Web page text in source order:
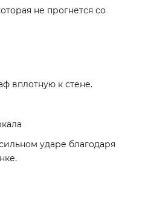
не прогнется со
вплотную к стене.
ударе благодаря